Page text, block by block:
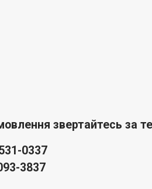
звертайтесь за
0337
3837